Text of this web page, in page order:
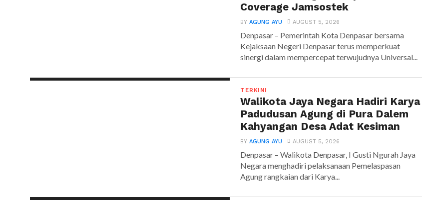
Coverage Jamsostek
BYAGUNG AYU AUGUST 5, 2026
Denpasar – Pemerintah Kota Denpasar bersama
Kejaksaan Negeri Denpasar terus memperkuat
sinergi dalam mempercepat terwujudnya Universal...
TERKINI
Walikota Jaya Negara Hadiri Karya
Padudusan Agung di Pura Dalem
Kahyangan Desa Adat Kesiman
BYAGUNG AYU AUGUST 5, 2026
Denpasar – Walikota Denpasar, I Gusti Ngurah Jaya
Negara menghadiri pelaksanaan Pemelaspasan
Agung rangkaian dari Karya...